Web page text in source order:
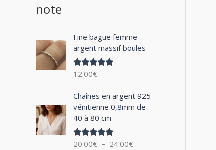
e
h
u
r
note
Fine bague femme
argent massif boules
Note5.00
12.00€
Chaînes en argent 925
vénitienne 0,8mm de
40 à 80 cm
Note5.00
20.00€ – 24.00€
l
a